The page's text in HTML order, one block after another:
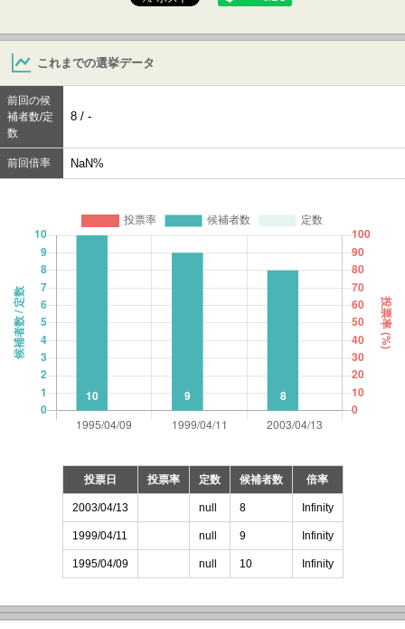
これまでの選挙データ
前回の候
補者数/定
数
8 / -
前回倍率 NaN%
投票日 投票率 定数 候補者数 倍率
2003/04/13 null 8 Infinity
1999/04/11 null 9 Infinity
1995/04/09 null 10 Infinity